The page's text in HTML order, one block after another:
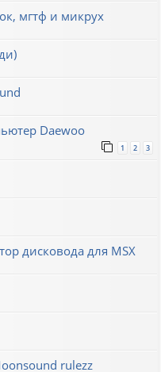
мгтф и микрух
Daewoo
1 2 3
дисковода для MSX
rulezz